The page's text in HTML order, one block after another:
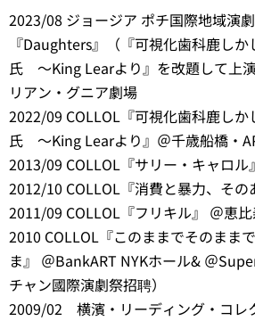
2023/08 ジョージア ポチ国際地域演
『Daughters』（『可視化歯科鹿し
氏 〜King Learより』を改題して上
リアン・グニア劇場
2022/09 COLLOL『可視化歯科鹿し
氏 〜King Learより』＠千歳船橋・
2013/09 COLLOL『サリー・キャロル
2012/10 COLLOL『消費と暴力、その
2011/09 COLLOL『フリキル』 ＠恵
2010 COLLOL『このままでそのまま
ま』 ＠BankART NYKホール& ＠
チャン國際演劇祭招聘）
2009/02 横濱・リーディング・コレ